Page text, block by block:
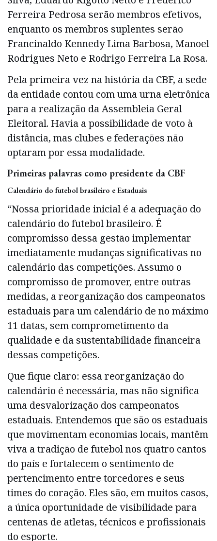
Ferreira Pedrosa serão membros efetivos,
enquanto os membros suplentes serão
Francinaldo Kennedy Lima Barbosa, Manoel
Rodrigues Neto e Rodrigo Ferreira La Rosa.
Pela primeira vez na história da CBF, a sede
da entidade contou com uma urna eletrônica
para a realização da Assembleia Geral
Eleitoral. Havia a possibilidade de voto à
distância, mas clubes e federações não
optaram por essa modalidade.
Primeiras palavras como presidente da CBF
Calendário do futebol brasileiro e Estaduais
“Nossa prioridade inicial é a adequação do
calendário do futebol brasileiro. É
compromisso dessa gestão implementar
imediatamente mudanças significativas no
calendário das competições. Assumo o
compromisso de promover, entre outras
medidas, a reorganização dos campeonatos
estaduais para um calendário de no máximo
11 datas, sem comprometimento da
qualidade e da sustentabilidade financeira
dessas competições.
Que fique claro: essa reorganização do
calendário é necessária, mas não significa
uma desvalorização dos campeonatos
estaduais. Entendemos que são os estaduais
que movimentam economias locais, mantêm
viva a tradição de futebol nos quatro cantos
do país e fortalecem o sentimento de
pertencimento entre torcedores e seus
times do coração. Eles são, em muitos casos,
a única oportunidade de visibilidade para
centenas de atletas, técnicos e profissionais
do esporte.